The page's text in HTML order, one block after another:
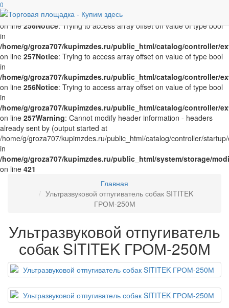
Notice
/home/g/groza707/kupimzdes.ru/public_html/catalog/controller/
on line256Notice: Trying to access array offset on value of type bool
in
/home/g/groza707/kupimzdes.ru/public_html/catalog/controller/
on line 257Notice: Trying to access array offset on value of type bool
in
/home/g/groza707/kupimzdes.ru/public_html/catalog/controller/
on line 256Notice: Trying to access array offset on value of type bool
in
/home/g/groza707/kupimzdes.ru/public_html/catalog/controller/
on line 257Warning: Cannot modify header information - headers
already sent by (output started at
/home/g/groza707/kupimzdes.ru/public_html/catalog/controller/
in
/home/g/groza707/kupimzdes.ru/public_html/system/storage/
on line 421
0
Главная
Ультразвуковой отпугиватель собак SITITEK
ГРОМ-250М
Ультразвуковой отпугиватель
собак SITITEK ГРОМ-250М